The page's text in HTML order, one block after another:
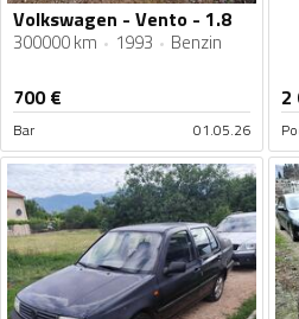
Volkswagen - Vento - 1.8
300000 km 1993 Benzin
700€
Bar 01.05.26
2